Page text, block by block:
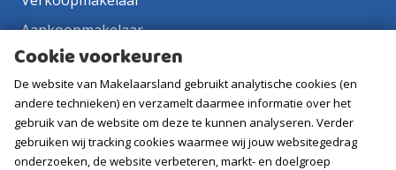
Aankoopmakelaar
Contact
Vacatures
Volg ons
Cookie voorkeuren
De website van Makelaarsland gebruikt analytische cookies (en
andere technieken) en verzamelt daarmee informatie over het
gebruik van de website om deze te kunnen analyseren. Verder
gebruiken wij tracking cookies waarmee wij jouw websitegedrag
onderzoeken, de website verbeteren, markt- en doelgroep